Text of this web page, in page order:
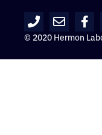
© 2020 Hermon